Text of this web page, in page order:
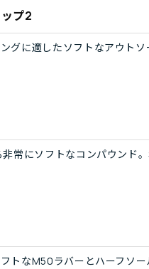
プ2
グに適したソフトなアウト
常にソフトなコンパウンド
トなM50ラバーとハーフソ